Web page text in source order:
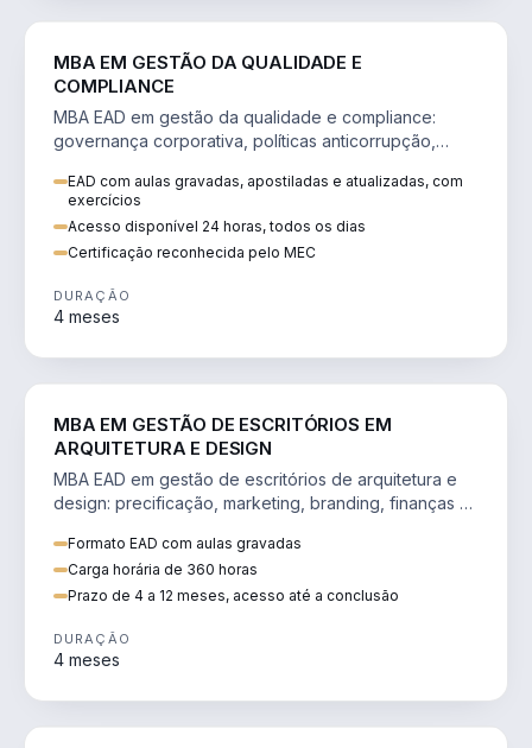
MBA EM GESTÃO DA QUALIDADE E
COMPLIANCE
MBA EAD em gestão da qualidade e compliance:
governança corporativa, políticas anticorrupção,
EAD com aulas gravadas, apostiladas e atualizadas, com
exercícios
Acesso disponível 24 horas, todos os dias
Certificação reconhecida pelo MEC
DURAÇÃO
4 meses
MBA EM GESTÃO DE ESCRITÓRIOS EM
ARQUITETURA E DESIGN
MBA EAD em gestão de escritórios de arquitetura e
design: precificação, marketing, branding, finanças e
Formato EAD com aulas gravadas
Carga horária de 360 horas
Prazo de 4 a 12 meses, acesso até a conclusão
DURAÇÃO
4 meses